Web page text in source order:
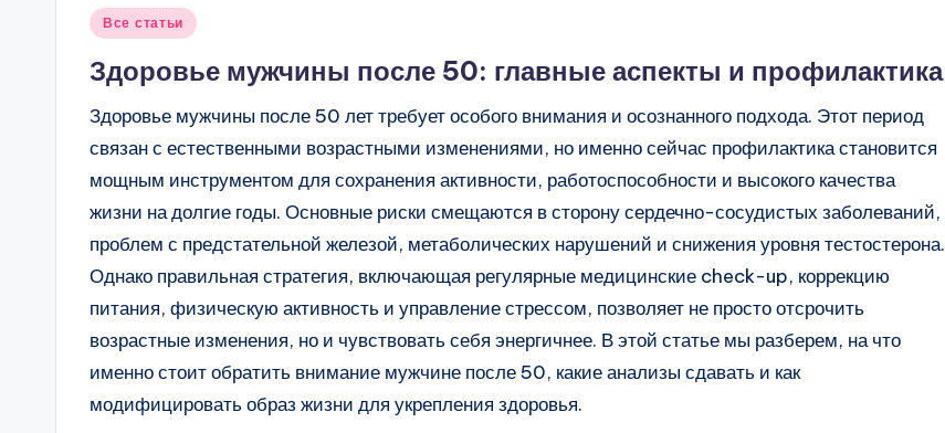
Опубликовано
Все статьи
Здоровье мужчины после 50: главные аспекты и профилактика
Здоровье мужчины после 50 лет требует особого внимания и осознанного подхода. Этот период
связан с естественными возрастными изменениями, но именно сейчас профилактика становится
мощным инструментом для сохранения активности, работоспособности и высокого качества
жизни на долгие годы. Основные риски смещаются в сторону сердечно-сосудистых заболеваний,
проблем с предстательной железой, метаболических нарушений и снижения уровня тестостерона.
Однако правильная стратегия, включающая регулярные медицинские check-up, коррекцию
питания, физическую активность и управление стрессом, позволяет не просто отсрочить
возрастные изменения, но и чувствовать себя энергичнее. В этой статье мы разберем, на что
именно стоит обратить внимание мужчине после 50, какие анализы сдавать и как
модифицировать образ жизни для укрепления здоровья.